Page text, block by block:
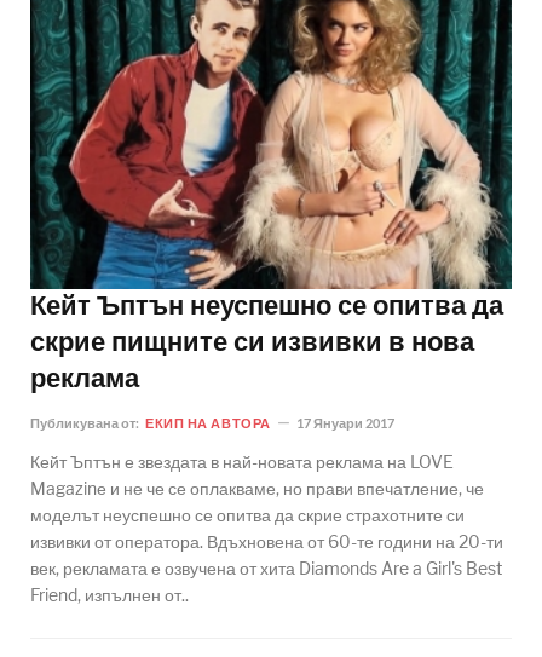
Кейт Ъптън неуспешно се опитва да
скрие пищните си извивки в нова
реклама
Публикувана от: ЕКИП НА АВТОРА 17 Януари 2017
Кейт Ъптън е звездата в най-новата реклама на LOVE
Magazinе и не че се оплакваме, но прави впечатление, че
моделът неуспешно се опитва да скрие страхотните си
извивки от оператора. Вдъхновена от 60-те години на 20-ти
век, рекламата е озвучена от хита Diamonds Are a Girl's Best
Friend, изпълнен от..